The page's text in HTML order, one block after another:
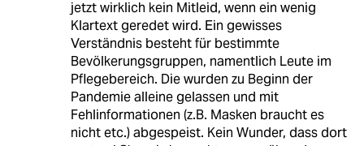
jetzt wirklich kein Mitleid, wenn ein wenig
Klartext geredet wird. Ein gewisses
Verständnis besteht für bestimmte
Bevölkerungsgruppen, namentlich Leute im
Pflegebereich. Die wurden zu Beginn der
Pandemie alleine gelassen und mit
Fehlinformationen (z.B. Masken braucht es
nicht etc.) abgespeist. Kein Wunder, dass dort